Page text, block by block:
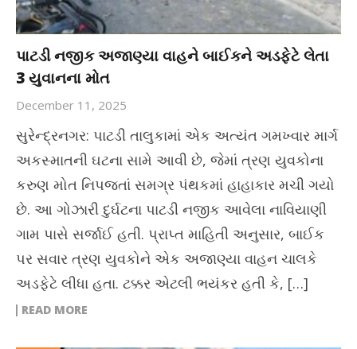
પાટડી નજીક અજાણ્યા વાહને બાઈકને અડફેટે લેતા
3 યુવાનના મોત
December 11, 2025
સુરેન્દ્રનગર: પાટડી તાલુકામાં એક અત્યંત ગમખ્વાર માર્ગ
અકસ્માતની ઘટના સામે આવી છે, જેમાં ત્રણ યુવકોના
કરુણ મોત નિપજતાં સમગ્ર પંથકમાં હાહાકાર મચી ગયો
છે. આ ગોઝારી દુર્ઘટના પાટડી નજીક આવેલા નાવિયાણી
ગામ પાસે સર્જાઈ હતી. પ્રાપ્ત માહિતી અનુસાર, બાઈક
પર સવાર ત્રણ યુવકોને એક અજાણ્યા વાહન ચાલકે
અડફેટે લીધા હતા. ટક્કર એટલી ભયંકર હતી કે, […]
READ MORE